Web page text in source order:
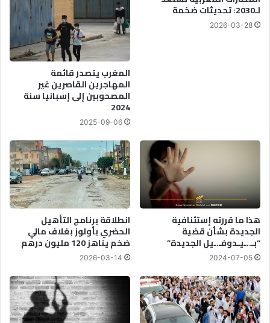
ت
ص
ح
ل
م
ك
ا
ن
ل
ص
ح
ي
ا
ت
ب
ا
س
ي
ب
ر
ا
ن
لـ2030: تحديثات ضخمة
2026-03-28
المغرب يتصدر قائمة
المهاجرين القاصرين غير
المصحوبين إلى إسبانيا سنة
2024
2025-09-06
هذا ما قررته إستئنافية
الجديدة بشأن قضية
“بـ..ـيـدوفـ.ـيل الجديدة”
2024-07-05
انطلاقة برنامج التأهيل
الحضري بأولوز بغلاف مالي
ضخم يناهز 120 مليون درهم
2026-03-14